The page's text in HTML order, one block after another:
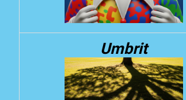
Cineva careface glume
face să râdem cu poftă. Elmer e
elefant glumeț!
Umbrit